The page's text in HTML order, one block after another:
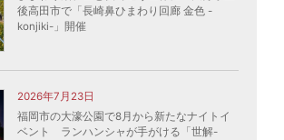
後高田市で「長崎鼻ひまわり回廊 金色 -
konjiki-」開催
2026年7月23日
福岡市の大濠公園で8月から新たなナイトイ
ベント ランハンシャが手がける「世解-